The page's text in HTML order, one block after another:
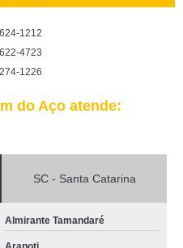
1212
4723
1226
do Aço atende:
SC - Santa Catarina
Almirante Tamandaré